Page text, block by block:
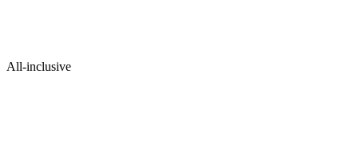
All-inclusive